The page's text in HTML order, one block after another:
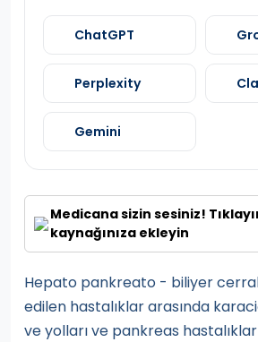
ChatGPT
Perplexity
Gemini
Medicana sizin sesiniz!
kaynağınıza ekleyin
Hepato pankreato - biliyer
edilen hastalıklar arasında
ve yolları ve pankreas